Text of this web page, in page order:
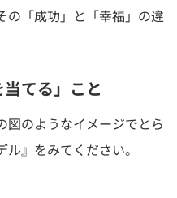
の「成功」と「幸福」の違
てる」こと
図のようなイメージでとら
』をみてください。